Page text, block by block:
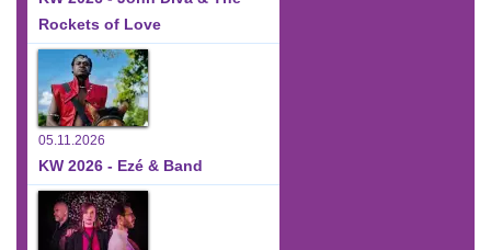
Rockets of Love
05.11.2026
KW 2026 - Ezé & Band